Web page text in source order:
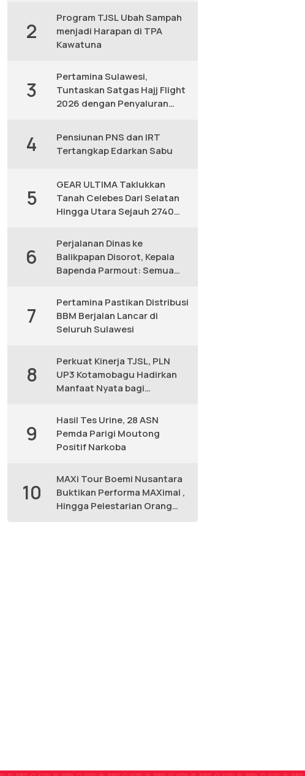
2
Program TJSL Ubah Sampah
menjadi Harapan di TPA
Kawatuna
3
Pertamina Sulawesi,
Tuntaskan Satgas Hajj Flight
2026 dengan Penyaluran
4
Pensiunan PNS dan IRT
Tertangkap Edarkan Sabu
5
GEAR ULTIMA Taklukkan
Tanah Celebes Dari Selatan
Hingga Utara Sejauh 2740
6
Perjalanan Dinas ke
Balikpapan Disorot, Kepala
Bapenda Parmout: Semua
7
Pertamina Pastikan Distribusi
BBM Berjalan Lancar di
Seluruh Sulawesi
8
Perkuat Kinerja TJSL, PLN
UP3 Kotamobagu Hadirkan
Manfaat Nyata bagi
9
Hasil Tes Urine, 28 ASN
Pemda Parigi Moutong
Positif Narkoba
10
MAXi Tour Boemi Nusantara
Buktikan Performa MAXimal ,
Hingga Pelestarian Orang